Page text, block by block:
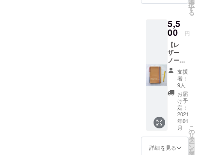
は、上
下５穴
で綴じ
ていま
すので
スマホ
のよう
に片手
で持て
ます。
留め具
付きな
ので
バック
の中で
バラし
前（イ
ニシャ
ル）を
記入さ
せて頂
きま
す。 ①
表紙
は、本
牛革
（日本
産天然
皮革の
姫路レ
ザー、
ナチュ
ラル）
ノート
イズ）
色、ナ
チュラ
ルとお
礼の
メッ
セージ
②こど
も達へ
ノート
を１冊
お贈り
しま
す。 こ
ども達
へ贈る
ノート
択
す
る
5,5
00 円
【レ
ザー
ノート
（B６サ
イズ）
とお礼
のメッ
セージ
＋こど
も達へ
ノート
１冊】
①レ
ザー
ノート
支援
者：
9人
お届
け予
定：
2021
年01
月
詳細を見る
こ
の
リ
タ
ー
ン
を